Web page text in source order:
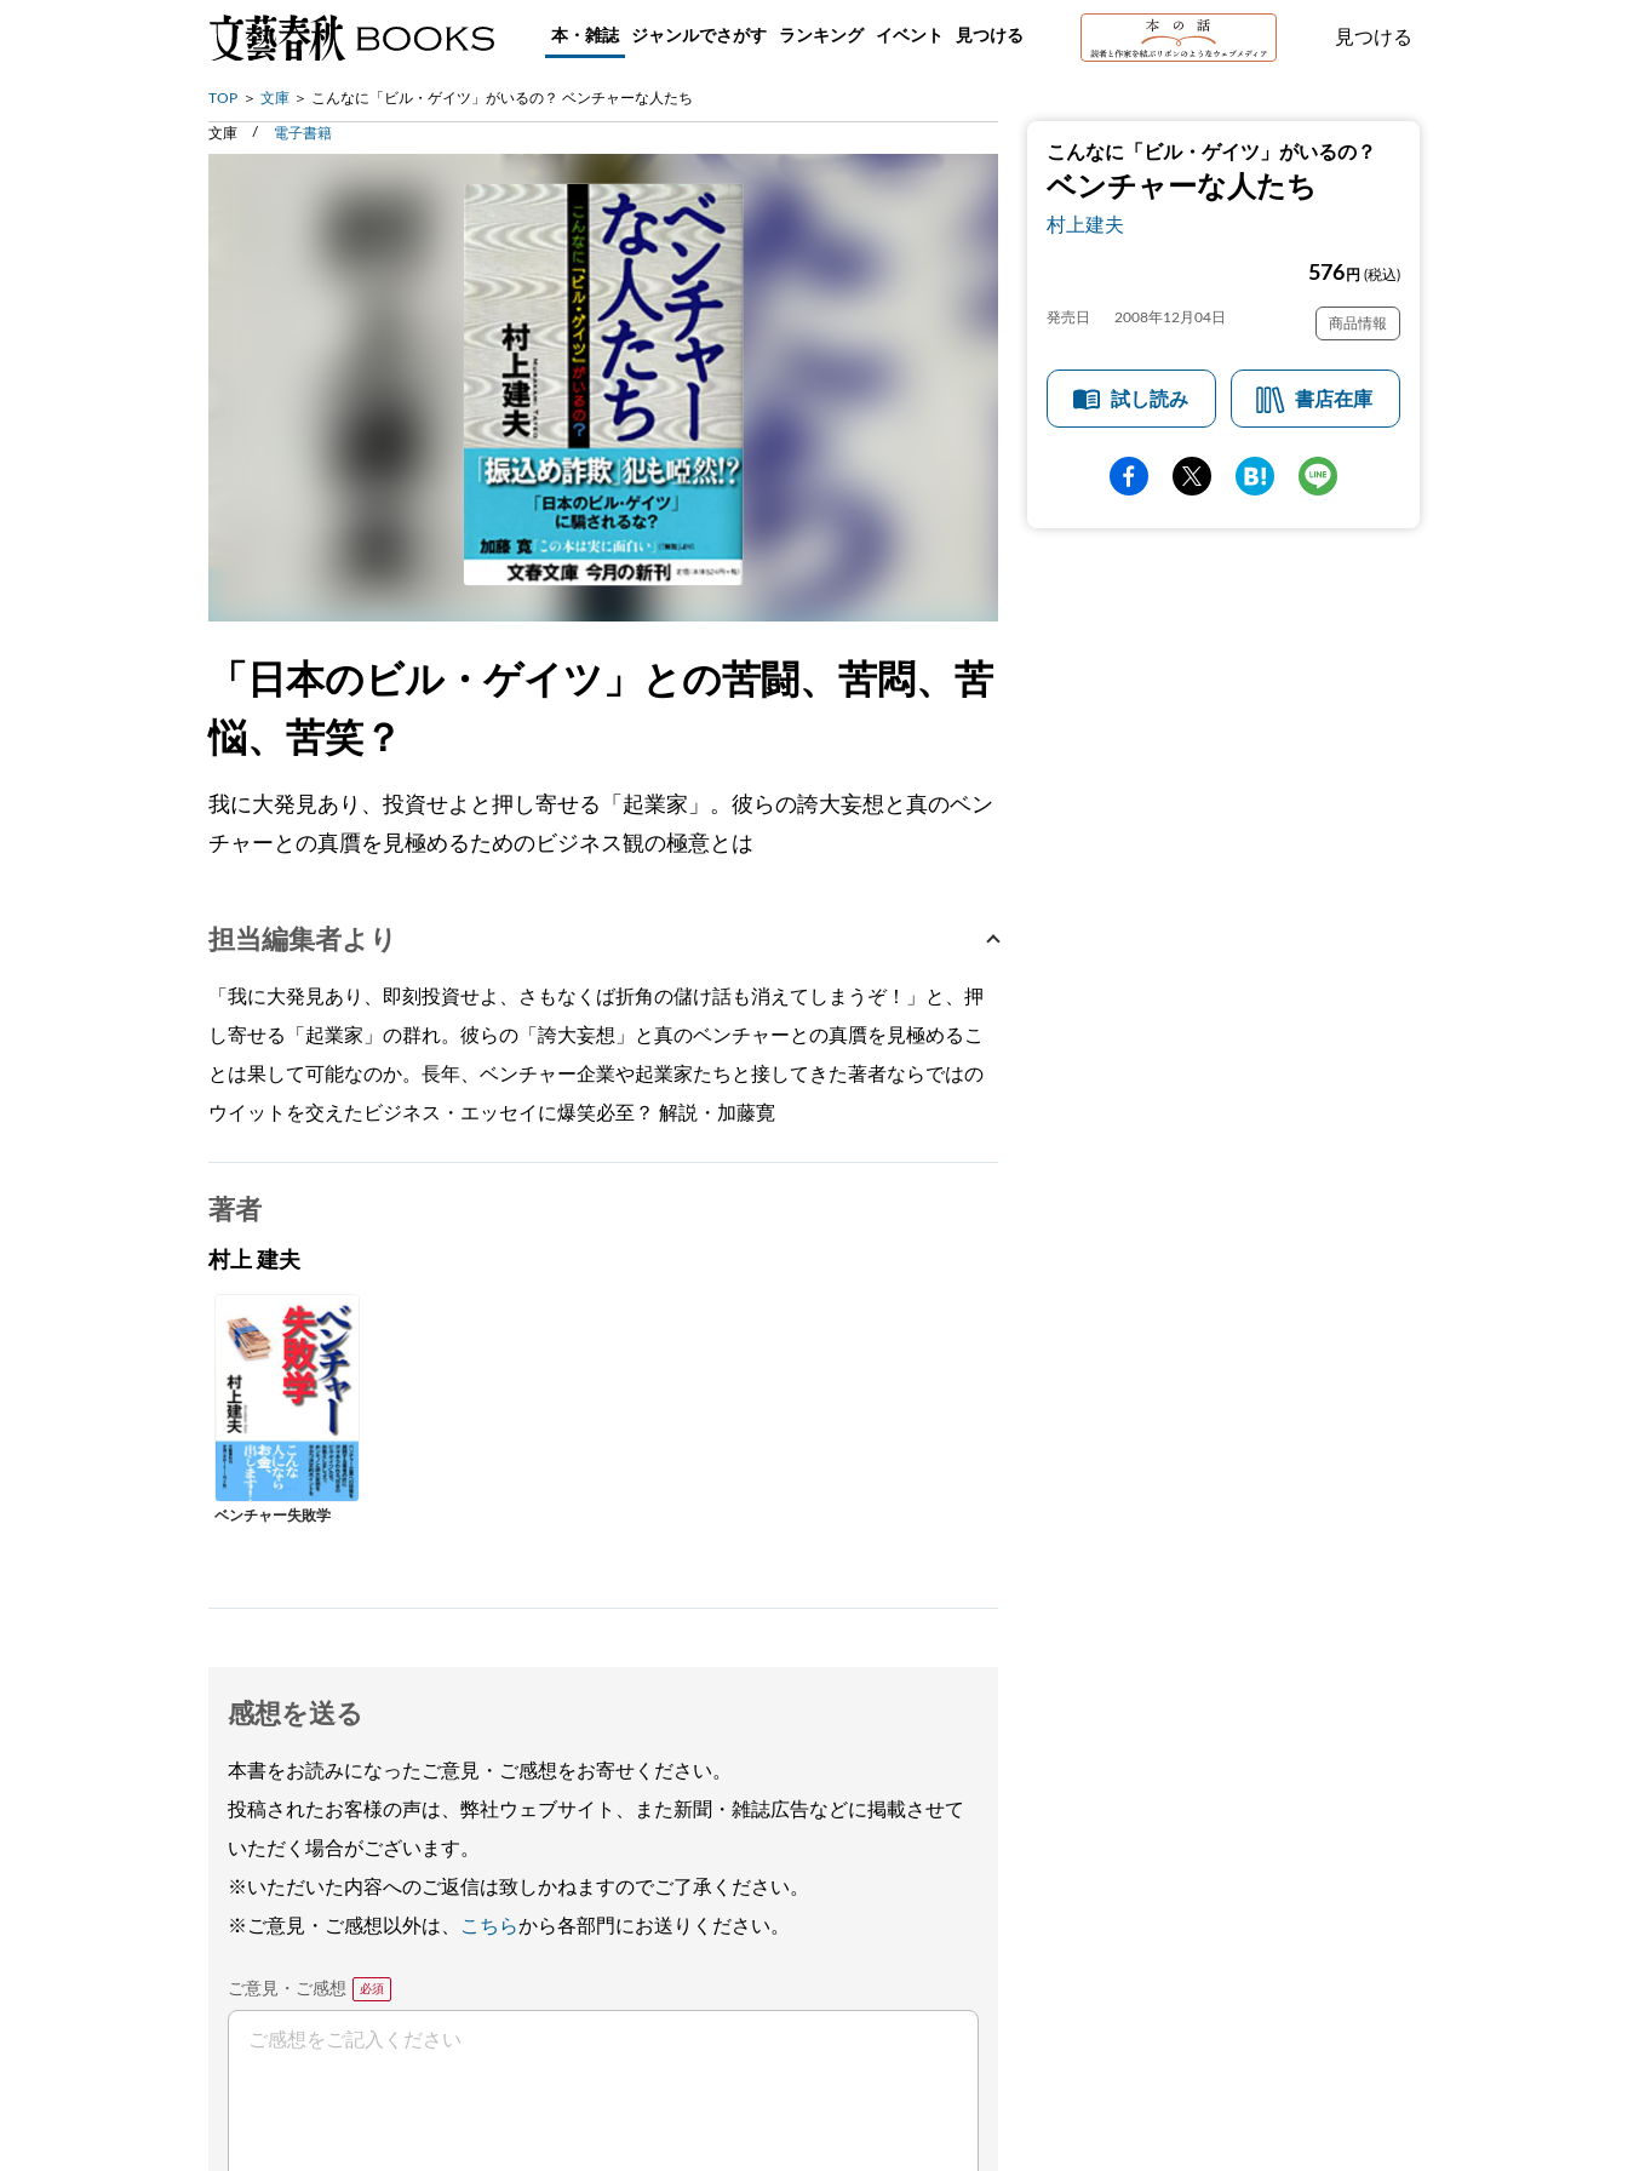
本・雑誌 ジャンルでさがす ランキング イベント 見つける 見つける
TOP 文庫 こんなに「ビル・ゲイツ」がいるの？ ベンチャーな人たち
こんなに「ビル・ゲイツ」がいるの？
ベンチャーな人たち
村上建夫
576 円 (税込)
発売日 2008年12月04日 商品情報
試し読み 書店在庫
文庫 電子書籍
「日本のビル・ゲイツ」との苦闘、苦悶、苦
悩、苦笑？
我に大発見あり、投資せよと押し寄せる「起業家」。彼らの誇大妄想と真のベン
チャーとの真贋を見極めるためのビジネス観の極意とは
担当編集者より
「我に大発見あり、即刻投資せよ、さもなくば折角の儲け話も消えてしまうぞ！」と、押
し寄せる「起業家」の群れ。彼らの「誇大妄想」と真のベンチャーとの真贋を見極めるこ
とは果して可能なのか。長年、ベンチャー企業や起業家たちと接してきた著者ならではの
ウイットを交えたビジネス・エッセイに爆笑必至？ 解説・加藤寛
著者
村上 建夫
ベンチャー失敗学
感想を送る
本書をお読みになったご意見・ご感想をお寄せください。
投稿されたお客様の声は、弊社ウェブサイト、また新聞・雑誌広告などに掲載させて
いただく場合がございます。
※いただいた内容へのご返信は致しかねますのでご了承ください。
※ご意見・ご感想以外は、
こちらから各部門にお送りください。
ご意見・ご感想